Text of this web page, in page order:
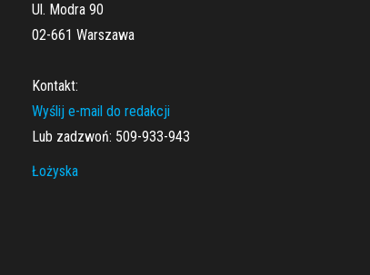
Ul. Modra 90
02-661 Warszawa
Kontakt:
Wyślij e-mail do redakcji
Lub zadzwoń: 509-933-943
Łożyska